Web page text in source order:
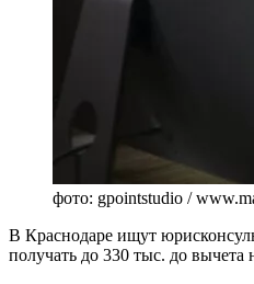
фото: gpointstudio /
В Краснодаре ищут
получать до 330 тыс. до